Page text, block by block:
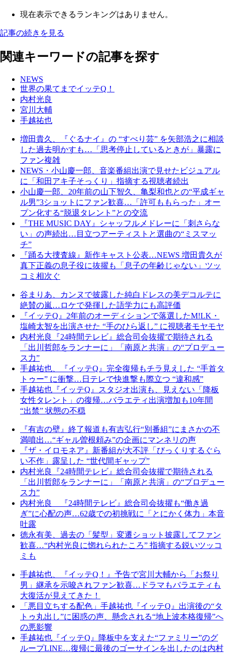
現在表示できるランキングはありません。
記事の続きを見る
関連キーワードの記事を探す
NEWS
世界の果てまでイッテQ！
内村光良
宮川大輔
手越祐也
増田貴久、『ぐるナイ』の “すべり芸” を矢部浩之に相談
した過去明かすも…「思考停止しているときが」暴露に
ファン複雑
NEWS・小山慶一郎、音楽番組出演で見せたビジュアル
に「和田アキ子そっくり」指摘する視聴者続出
小山慶一郎、20年前の山下智久、亀梨和也との“平成ギャ
ル男”3ショットにファン歓喜…「許可ももらった」オー
プン化する“脱退タレント”との交流
『THE MUSIC DAY』シャッフルメドレーに「刺さらな
い」の声続出…目立つアーティストと選曲の“ミスマッ
チ”
『踊る大捜査線』新作キャスト公表…NEWS 増田貴久が
真下正義の息子役に抜擢も「息子の年齢じゃない」ツッ
コミ相次ぐ
谷まりあ、カンヌで披露した純白ドレスの美デコルテに
絶賛の嵐…ロケで発揮した語学力にも高評価
『イッテQ』2年前のオーディションで落選したM!LK・
塩崎太智を出演させた “手のひら返し” に視聴者モヤモヤ
内村光良『24時間テレビ』総合司会抜擢で期待される
「出川哲郎をランナーに」「南原と共演」の“プロデュー
ス力”
手越祐也、『イッテQ』完全復帰もチラ見えした “手首タ
トゥー” に衝撃…日テレで快進撃も際立つ “違和感”
手越祐也『イッテQ』スタジオ出演も、見えない「降板
女性タレント」の復帰…バラエティ出演増加も10年間
“出禁” 状態の不穏
『有吉の壁』終了報道も有吉弘行“別番組”にまさかの不
満噴出…“ギャル曽根頼み”の企画にマンネリの声
『ザ・イロモネア』新番組が大不評「びっくりするぐら
い不作」露呈した “世代間ギャップ”
内村光良『24時間テレビ』総合司会抜擢で期待される
「出川哲郎をランナーに」「南原と共演」の“プロデュー
ス力”
内村光良 『24時間テレビ』総合司会抜擢も“働き過
ぎ”に心配の声…62歳での初挑戦に「とにかく体力」本音
吐露
徳永有美、過去の「髪型」変遷ショット披露してファン
歓喜…“内村光良に惚れられたころ” 指摘する鋭いツッコ
ミも
手越祐也、『イッテQ！』予告で宮川大輔から「お祭り
男」継承を示唆されファン歓喜…ドラマもバラエティも
大復活が見えてきた！
「悪目立ちする配色」手越祐也『イッテQ』出演後の“タ
トゥ丸出し”に困惑の声、懸念される“地上波本格復帰”へ
の悪影響
手越祐也『イッテQ』降板中を支えた“ファミリー”のグ
ループLINE…復帰に最後のゴーサインを出したのは内村